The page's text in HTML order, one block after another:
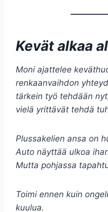
Kevät alkaa
Moni ajattelee
renkaanvaihdon
tärkein työ tehdään
vielä yrittävät tehdä
Plussakelien ansa on
Auto näyttää ulkoa
Mutta pohjassa
Toimi ennen kuin
kuulua.